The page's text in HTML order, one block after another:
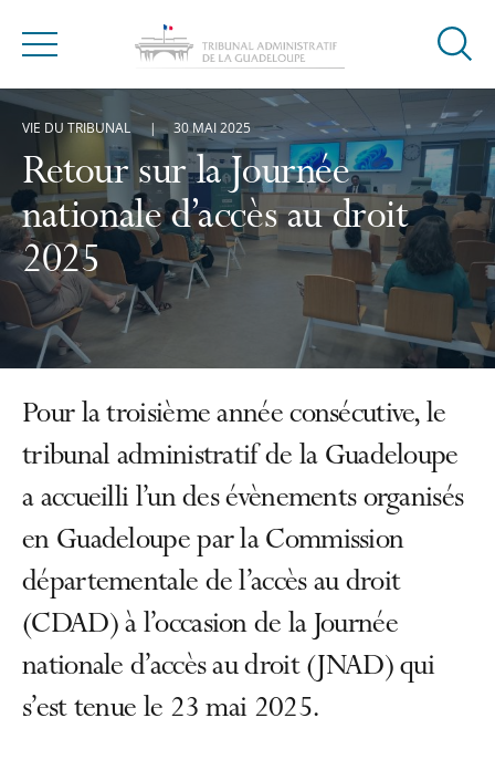
Menu
Ouvrir
de
Retour sur la Journée
nationale d’accès au droit
2025
VIE DU TRIBUNAL 30 MAI 2025
Pour la troisième année consécutive, le
tribunal administratif de la Guadeloupe
a accueilli l’un des évènements organisés
en Guadeloupe par la Commission
départementale de l’accès au droit
(CDAD) à l’occasion de la Journée
nationale d’accès au droit (JNAD) qui
s’est tenue le 23 mai 2025.